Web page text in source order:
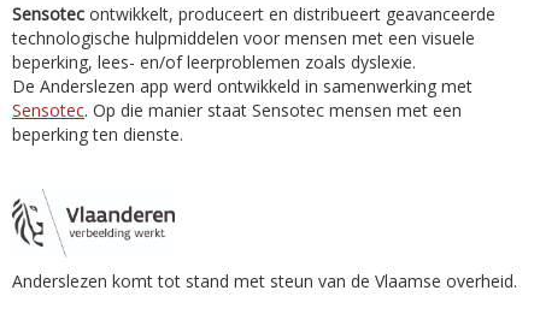
Sensotec ontwikkelt, produceert en distribueert geavanceerde
technologische hulpmiddelen voor mensen met een visuele
beperking, lees- en/of leerproblemen zoals dyslexie.
De Anderslezen app werd ontwikkeld in samenwerking met
Sensotec. Op die manier staat Sensotec mensen met een
beperking ten dienste.
Anderslezen komt tot stand met steun van de Vlaamse overheid.